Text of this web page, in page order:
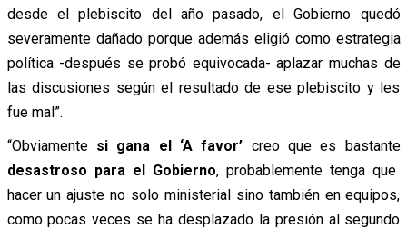
desde el plebiscito del año pasado, el Gobierno quedó
severamente dañado porque además eligió como estrategia
política -después se probó equivocada- aplazar muchas de
las discusiones según el resultado de ese plebiscito y les
fue mal”.
“Obviamente si gana el ‘A favor’ creo que es bastante
desastroso para el Gobierno, probablemente tenga que
hacer un ajuste no solo ministerial sino también en equipos,
como pocas veces se ha desplazado la presión al segundo